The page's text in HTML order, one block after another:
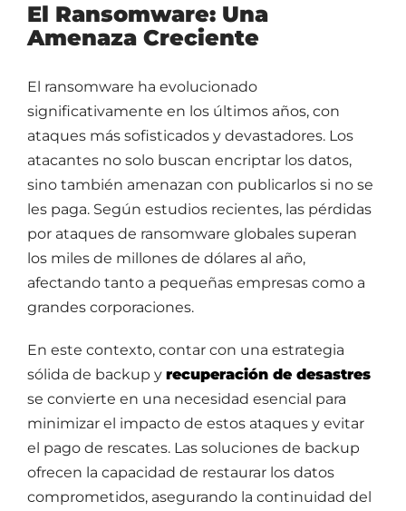
El Ransomware: Una
Amenaza Creciente
El ransomware ha evolucionado
significativamente en los últimos años, con
ataques más sofisticados y devastadores. Los
atacantes no solo buscan encriptar los datos,
sino también amenazan con publicarlos si no se
les paga. Según estudios recientes, las pérdidas
por ataques de ransomware globales superan
los miles de millones de dólares al año,
afectando tanto a pequeñas empresas como a
grandes corporaciones.
En este contexto, contar con una estrategia
sólida de backup y recuperación de desastres
se convierte en una necesidad esencial para
minimizar el impacto de estos ataques y evitar
el pago de rescates. Las soluciones de backup
ofrecen la capacidad de restaurar los datos
comprometidos, asegurando la continuidad del